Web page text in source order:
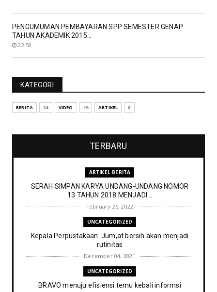
PENGUMUMAN PEMBAYARAN SPP SEMESTER GENAP
TAHUN AKADEMIK 2015...
22.59
KATEGORI
BERITA 24 VIDEO 19 ARTIKEL 8
TERBARU
ARTIKEL BERITA
SERAH SIMPAN KARYA UNDANG-UNDANG NOMOR
13 TAHUN 2018 MENJADI...
February 26, 2022
UNCATEGORIZED
Kepala Perpustakaan: Jum,at bersih akan menjadi
rutinitas
December 04, 2021
UNCATEGORIZED
BRAVO menuju efisiensi temu kebali informsi